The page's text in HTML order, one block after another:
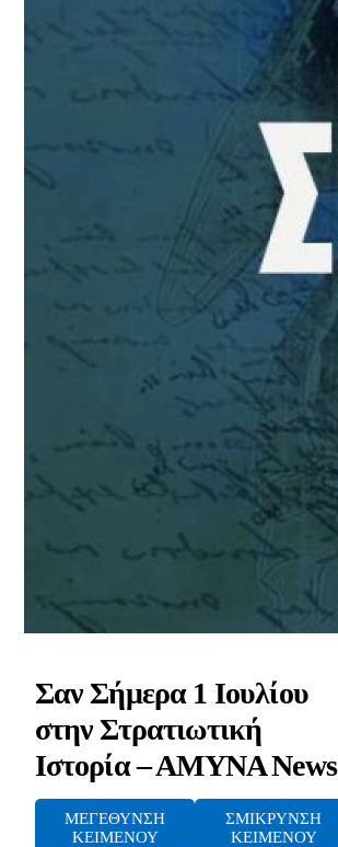
Σαν Σήμερα 1 Ιουλίου
στην Στρατιωτική
Ιστορία – ΑΜΥΝΑ News
ΜΕΓΕΘΥΝΣΗ
ΚΕΙΜΕΝΟΥ
ΣΜΙΚΡΥΝΣΗ
ΚΕΙΜΕΝΟΥ